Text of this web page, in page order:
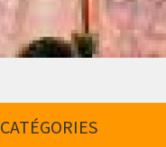
CATÉGORIES